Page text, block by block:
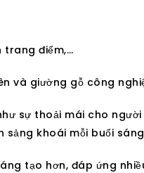
trang điểm,…
và giường gỗ công
sự thoải mái cho
sảng khoái mỗi buổi
tạo hơn, đáp ứng